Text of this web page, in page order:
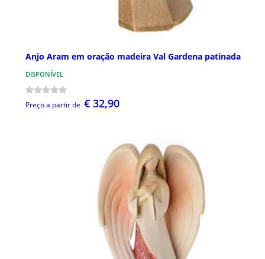
Anjo Aram em oração madeira Val Gardena patinada
DISPONÍVEL
Preço a partir de € 32,90